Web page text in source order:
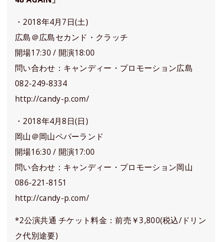
・2018年4月7日(土)
広島＠広島セカンド・クラッチ
開場17:30 / 開演18:00
問い合わせ：キャンディー・プロモーション広島
082-249-8334
http://candy-p.com/
・2018年4月8日(日)
岡山＠岡山ペパーランド
開場16:30 / 開演17:00
問い合わせ：キャンディー・プロモーション岡山
086-221-8151
http://candy-p.com/
*2公演共通 チケット料金：前売￥3,800(税込/ドリン
ク代別途要)